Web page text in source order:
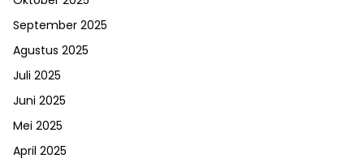
September 2025
Agustus 2025
Juli 2025
Juni 2025
Mei 2025
April 2025